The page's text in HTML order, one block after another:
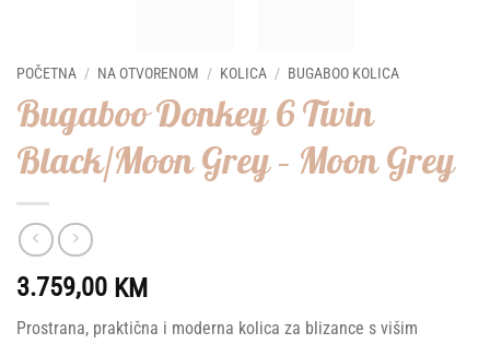
POČETNA / NA OTVORENOM / KOLICA / BUGABOO KOLICA
Bugaboo Donkey 6 Twin
Black/Moon Grey – Moon Grey
3.759,00 KM
Prostrana, praktična i moderna kolica za blizance s višim